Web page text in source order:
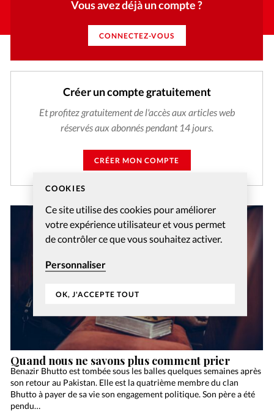
COOKIES
Ce site utilise des cookies pour améliorer
votre expérience utilisateur et vous permet
de contrôler ce que vous souhaitez activer.
Personnaliser
OK, J'ACCEPTE TOUT
Vous avez déjà un compte ?
CONNECTEZ-VOUS
Créer un compte gratuitement
Et profitez gratuitement de l'accès aux articles web
réservés aux abonnés pendant 14 jours.
CRÉER MON COMPTE
Quand nous ne savons plus comment prier
Benazir Bhutto est tombée sous les balles quelques semaines après
son retour au Pakistan. Elle est la quatrième membre du clan
Bhutto à payer de sa vie son engagement politique. Son père a été
pendu…